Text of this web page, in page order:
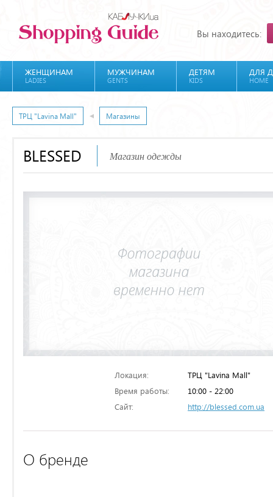
Вы находитесь:
ЖЕНЩИНАМ
LADIES
МУЖЧИНАМ
GENTS
ДЕТЯМ
KIDS
ДЛЯ
HOME
ТРЦ "Lavina Mall" Магазины
BLESSED Магазин одежды
Локация:
ТРЦ "Lavina Mall"
Время работы:
10:00 - 22:00
Сайт:
http://blessed.com.ua
О бренде